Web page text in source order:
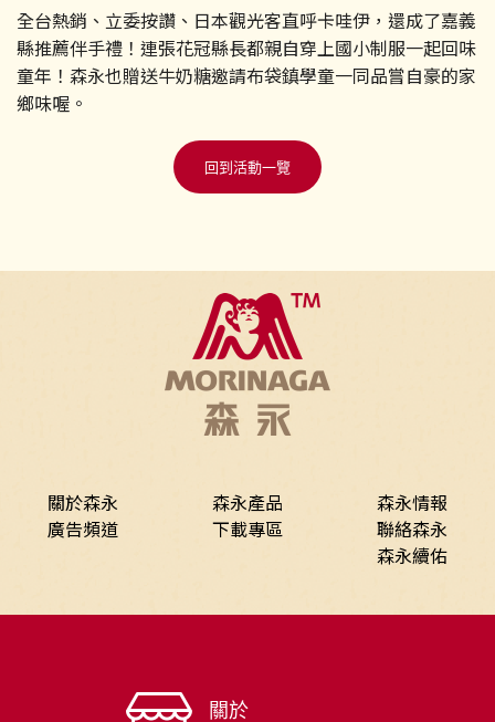
全台熱銷、立委按讚、日本觀光客直呼卡哇伊，還成了嘉義
縣推薦伴手禮！連張花冠縣長都親自穿上國小制服一起回味
童年！森永也贈送牛奶糖邀請布袋鎮學童一同品嘗自豪的家
鄉味喔。
回到活動一覽
關於森永 森永產品
森永情報
廣告頻道
下載專區
聯絡森永
森永續佑
關於